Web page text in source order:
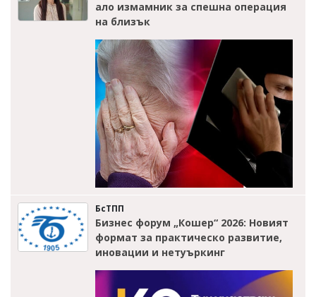
ало измамник за спешна операция
на близък
БсТПП
Бизнес форум „Кошер“ 2026: Новият
формат за практическо развитие,
иновации и нетуъркинг